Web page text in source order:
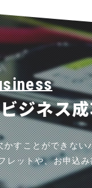
ビジネス
すことができない
レットや、お申込み